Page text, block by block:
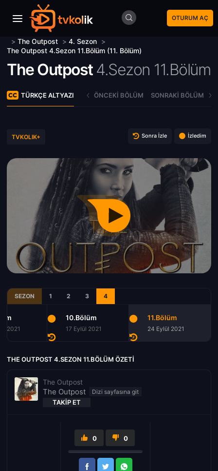
OTURUM AÇ
> The Outpost > 4. Sezon >
The Outpost 4.Sezon 11.Bölüm (11. Bölüm)
The Outpost 4.Sezon 11.Bölüm
TÜRKÇE ALTYAZI ÖNCEKI BÖLÜM SONRAKI BÖLÜM
TVKOLIK+ Sonra İzle İzledim
SEZON 1 2 3 4
2021
10.Bölüm
17 Eylül 2021
11.Bölüm
24 Eylül 2021
THE OUTPOST 4.SEZON 11.BÖLÜM ÖZETI
The Outpost
The Outpost
TAKIP ET
0 0